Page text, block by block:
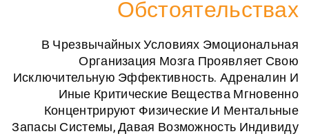
В Чрезвычайных Условиях
Организация Мозга
Исключительную Эффективность.
Иные Критические Вещества
Концентрируют Физические И
Запасы Системы, Давая Возможность